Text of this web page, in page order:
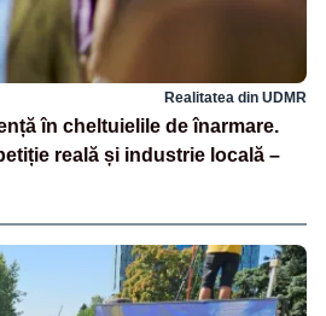
Realitatea din UDMR
în cheltuielile de înarmare.
reală și industrie locală –